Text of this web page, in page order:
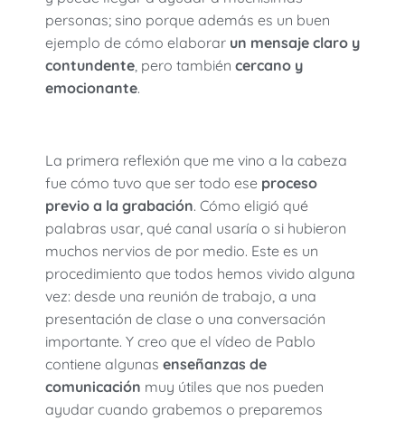
personas; sino porque además es un buen
ejemplo de cómo elaborar un mensaje claro y
contundente, pero también cercano y
emocionante.
La primera reflexión que me vino a la cabeza
fue cómo tuvo que ser todo ese proceso
previo a la grabación. Cómo eligió qué
palabras usar, qué canal usaría o si hubieron
muchos nervios de por medio. Este es un
procedimiento que todos hemos vivido alguna
vez: desde una reunión de trabajo, a una
presentación de clase o una conversación
importante. Y creo que el vídeo de Pablo
contiene algunas enseñanzas de
comunicación muy útiles que nos pueden
ayudar cuando grabemos o preparemos